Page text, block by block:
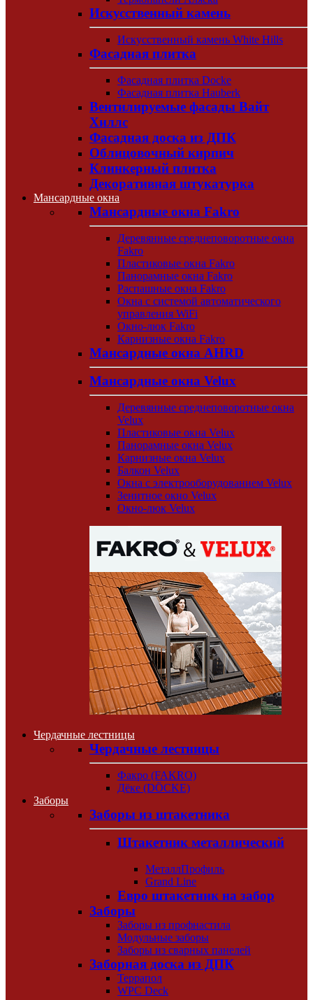
Искусственный камень
Искусственный камень White Hills
Фасадная плитка
Фасадная плитка Docke
Фасадная плитка Hauberk
Вентилируемые фасады Вайт
Хиллс
Фасадная доска из ДПК
Облицовочный кирпич
Клинкерный плитка
Декоративная штукатурка
Мансардные окна
Мансардные окна Fakro
Деревянные среднеповоротные окна
Fakro
Пластиковые окна Fakro
Панорамные окна Fakro
Распашные окна Fakro
Окна с системой автоматического
управления WiFi
Окно-люк Fakro
Карнизные окна Fakro
Мансардные окна AHRD
Мансардные окна Velux
Деревянные среднеповоротные окна
Velux
Пластиковые окна Velux
Панорамные окна Velux
Карнизные окна Velux
Балкон Velux
Окна с электрооборудованием Velux
Зенитное окно Velux
Окно-люк Velux
Чердачные лестницы
Чердачные лестницы
Факро (FAKRO)
Дёке (DÖCKE)
Заборы
Заборы из штакетника
Штакетник металлический
МеталлПрофиль
Grand Line
Евро штакетник на забор
Заборы
Заборы из профнастила
Модульные заборы
Заборы из сварных панелей
Заборная доска из ДПК
Террапол
WPC Deck